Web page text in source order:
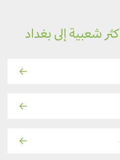
شعبية إلى بغداد